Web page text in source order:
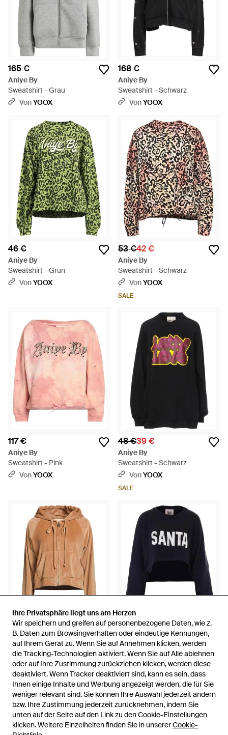
Ihre Privatsphäre liegt uns am Herzen
Wir speichern und greifen auf personenbezogene Daten, wie z.
B. Daten zum Browsingverhalten oder eindeutige Kennungen,
auf Ihrem Gerät zu. Wenn Sie auf Annehmen klicken, werden
die Tracking-Technologien aktiviert. Wenn Sie auf Alle ablehnen
oder auf Ihre Zustimmung zurückziehen klicken, werden diese
deaktiviert. Wenn Tracker deaktiviert sind, kann es sein, dass
Ihnen einige Inhalte und Werbung angezeigt werden, die für Sie
weniger relevant sind. Sie können Ihre Auswahl jederzeit ändern
bzw. Ihre Zustimmung jederzeit zurücknehmen, indem Sie
unten auf der Seite auf den Link zu den Cookie-Einstellungen
klicken. Weitere Einzelheiten finden Sie in unsererCookie-
Ihre Privatsphäre liegt uns am Herzen
Wir speichern und greifen auf personenbezogene Daten, wie z.
B. Daten zum Browsingverhalten oder eindeutige Kennungen,
auf Ihrem Gerät zu. Wenn Sie auf Annehmen klicken, werden
die Tracking-Technologien aktiviert. Wenn Sie auf Alle ablehnen
oder auf Ihre Zustimmung zurückziehen klicken, werden diese
deaktiviert. Wenn Tracker deaktiviert sind, kann es sein, dass
Ihnen einige Inhalte und Werbung angezeigt werden, die für Sie
weniger relevant sind. Sie können Ihre Auswahl jederzeit ändern
bzw. Ihre Zustimmung jederzeit zurücknehmen, indem Sie
unten auf der Seite auf den Link zu den Cookie-Einstellungen
klicken. Weitere Einzelheiten finden Sie in unsererCookie-
165 €
Aniye By
Sweatshirt - Grau
VonYOOX
168 €
Aniye By
Sweatshirt - Schwarz
VonYOOX
46 €
Aniye By
Sweatshirt - Grün
VonYOOX
53 €42 €
Aniye By
Sweatshirt - Schwarz
VonYOOX
SALE
117 €
Aniye By
Sweatshirt - Pink
VonYOOX
48 €39 €
Aniye By
Sweatshirt - Schwarz
VonYOOX
SALE
57 €
Aniye By
Sweatshirt - Natur
VonYOOX
AUSVERKAUFT
141 €
Aniye By
Cropped-Sweatshirt Mit Santa-
Print - Blau
Von FARFETCH
AUSVERKAUFT